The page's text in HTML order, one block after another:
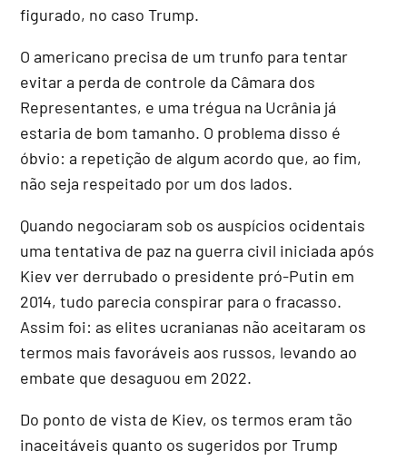
figurado, no caso Trump.
O americano precisa de um trunfo para tentar
evitar a perda de controle da Câmara dos
Representantes, e uma trégua na Ucrânia já
estaria de bom tamanho. O problema disso é
óbvio: a repetição de algum acordo que, ao fim,
não seja respeitado por um dos lados.
Quando negociaram sob os auspícios ocidentais
uma tentativa de paz na guerra civil iniciada após
Kiev ver derrubado o presidente pró-Putin em
2014, tudo parecia conspirar para o fracasso.
Assim foi: as elites ucranianas não aceitaram os
termos mais favoráveis aos russos, levando ao
embate que desaguou em 2022.
Do ponto de vista de Kiev, os termos eram tão
inaceitáveis quanto os sugeridos por Trump